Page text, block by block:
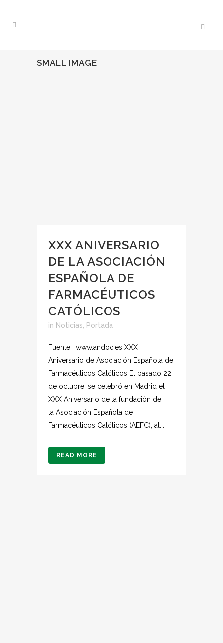
SMALL IMAGE
XXX ANIVERSARIO
DE LA ASOCIACIÓN
ESPAÑOLA DE
FARMACÉUTICOS
CATÓLICOS
in Noticias Portada
Fuente: www.andoc.es XXX
Aniversario de Asociación Española de
Farmacéuticos Católicos El pasado 22
de octubre, se celebró en Madrid el
XXX Aniversario de la fundación de
la Asociación Española de
Farmacéuticos Católicos (AEFC), al...
READ MORE